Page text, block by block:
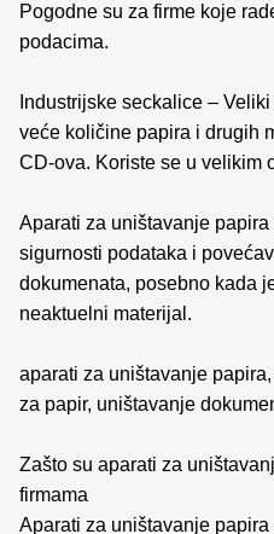
Pogodne su za firme koje
podacima.
Industrijske seckalice –
veće količine papira i drugih
CD-ova. Koriste se u velikim
Aparati za uništavanje
sigurnosti podataka i
dokumenata, posebno kada
neaktuelni materijal.
aparati za uništavanje
za papir, uništavanje
Zašto su aparati za
firmama
Aparati za uništavanje